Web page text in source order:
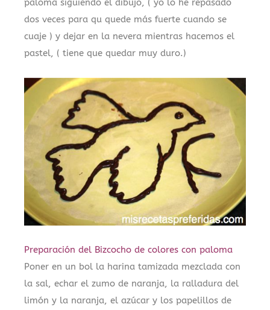
paloma siguiendo el dibujo, ( yo lo he repasado
dos veces para qu quede más fuerte cuando se
cuaje ) y dejar en la nevera mientras hacemos el
pastel, ( tiene que quedar muy duro.)
Preparación del Bizcocho de colores con paloma
Poner en un bol la harina tamizada mezclada con
la sal, echar el zumo de naranja, la ralladura del
limón y la naranja, el azúcar y los papelillos de